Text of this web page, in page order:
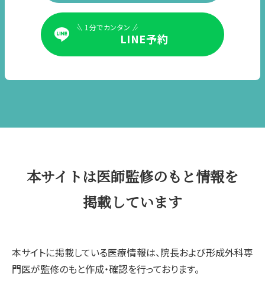
1分でカンタン
LINE予約
本サイトは医師監修のもと情報を
掲載しています
本サイトに掲載している医療情報は、院長および形成外科専
門医が監修のもと作成・確認を行っております。